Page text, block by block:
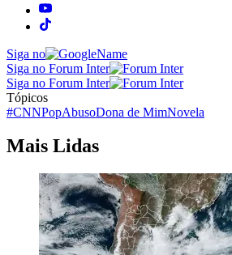
Siga no
Siga no Forum Inter
Siga no Forum Inter
Tópicos
#CNNPopAbusoDona de MimNovela
Mais Lidas